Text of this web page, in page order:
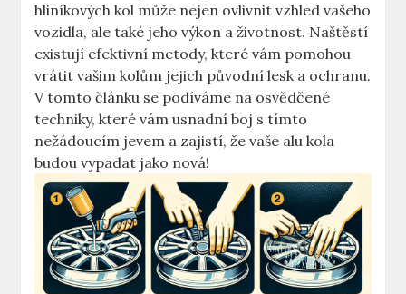
hliníkových kol může nejen ovlivnit vzhled vašeho
vozidla, ale také jeho výkon a životnost. Naštěstí
existují efektivní metody, které vám pomohou
vrátit vašim kolům jejich původní lesk a ochranu.
V tomto článku se podíváme na osvědčené
techniky, které vám usnadní boj s tímto
nežádoucím jevem a zajistí, že vaše alu kola
budou vypadat jako nová!